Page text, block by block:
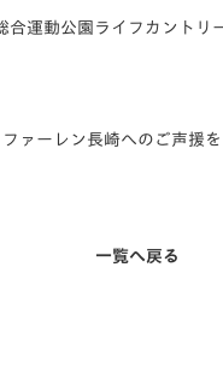
合運動公園ライフカントリ
ァーレン長崎へのご声援
一覧へ戻る